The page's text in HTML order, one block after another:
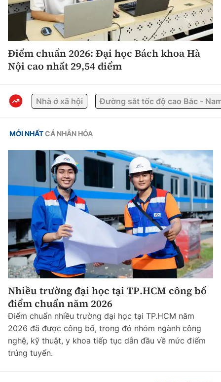
Điểm chuẩn 2026: Đại học Bách khoa Hà
Nội cao nhất 29,54 điểm
Nhà ở xã hội Đường sắt tốc độ cao Bắc -
MỚI NHẤTCÁ NHÂN HÓA
Nhiều trường đại học tại TP.HCM công bố
điểm chuẩn năm 2026
Điểm chuẩn nhiều trường đại học tại TP.HCM năm
2026 đã được công bố, trong đó nhóm ngành công
nghệ, kỹ thuật, y khoa tiếp tục dẫn đầu về mức điểm
trúng tuyển.